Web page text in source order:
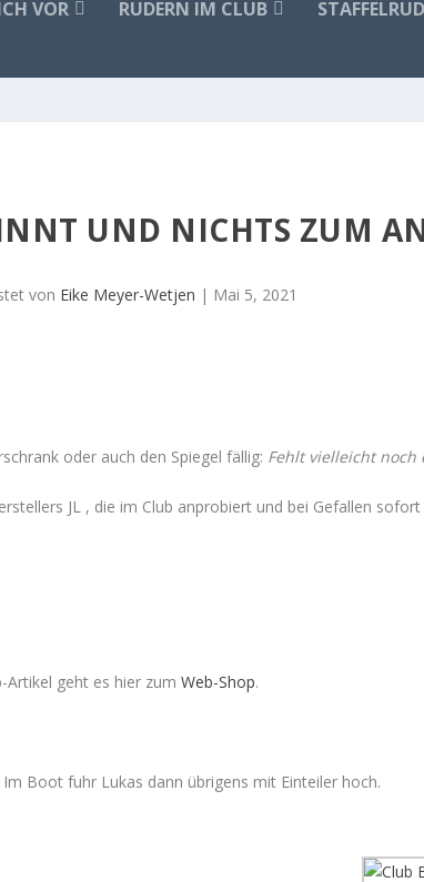
VOR RUDERN IM CLUB
UND NICHTS ZUM
von Eike Meyer-Wetjen | Mai 5, 2021
oder auch den Spiegel fällig: Fehlt vielleicht noch
JL , die im Club anprobiert und bei Gefallen
Artikel geht es hier zumWeb-Shop.
Im Boot fuhr Lukas dann übrigens mit Einteiler hoch.